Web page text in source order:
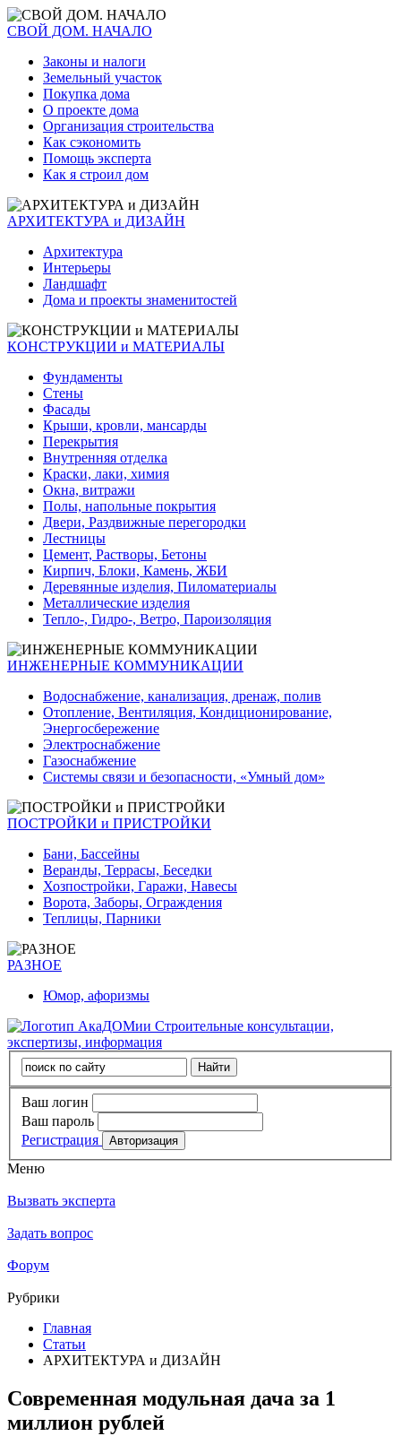
СВОЙ ДОМ. НАЧАЛО
Законы и налоги
Земельный участок
Покупка дома
О проекте дома
Организация строительства
Как сэкономить
Помощь эксперта
Как я строил дом
АРХИТЕКТУРА и ДИЗАЙН
Архитектура
Интерьеры
Ландшафт
Дома и проекты знаменитостей
КОНСТРУКЦИИ и МАТЕРИАЛЫ
Фундаменты
Стены
Фасады
Крыши, кровли, мансарды
Перекрытия
Внутренняя отделка
Краски, лаки, химия
Окна, витражи
Полы, напольные покрытия
Двери, Раздвижные перегородки
Лестницы
Цемент, Растворы, Бетоны
Кирпич, Блоки, Камень, ЖБИ
Деревянные изделия, Пиломатериалы
Металлические изделия
Тепло-, Гидро-, Ветро, Пароизоляция
ИНЖЕНЕРНЫЕ КОММУНИКАЦИИ
Водоснабжение, канализация, дренаж, полив
Отопление, Вентиляция, Кондиционирование,
Энергосбережение
Электроснабжение
Газоснабжение
Системы связи и безопасности, «Умный дом»
ПОСТРОЙКИ и ПРИСТРОЙКИ
Бани, Бассейны
Веранды, Террасы, Беседки
Хозпостройки, Гаражи, Навесы
Ворота, Заборы, Ограждения
Теплицы, Парники
РАЗНОЕ
Юмор, афоризмы
Строительные консультации,
экспертизы, информация
Ваш логин
Ваш пароль
Регистрация
Меню
Вызвать эксперта
Задать вопрос
Форум
Рубрики
Главная
Статьи
АРХИТЕКТУРА и ДИЗАЙН
Современная модульная дача за 1
миллион рублей